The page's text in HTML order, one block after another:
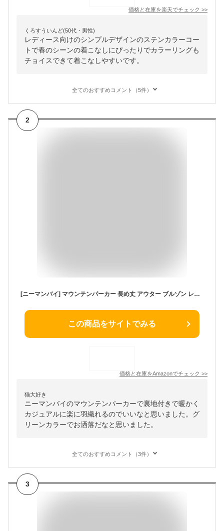
価格と在庫を楽天でチェック >>
くろすういんど(50代・男性)
レディース向けのシンプルデザインのステンカラーコー
トで春のシーンの着こなしにぴったりでカラーリングも
チョイスできて着こなしやすいです。
全てのおすすめコメント（5件）
2
[ニーマンバイ] マウンテンパーカー 長め丈 アウター ブルゾン レディース 春 秋 フード付き 裏地あり スプリングコート 防風コート スノーボードウェア モッズ ロング 裏地付き 襟 防寒 無地 ジッパー ジップアップ おしゃれ オシャレ スタイリッシュ ストリート アウトドア ミリタリー アーミー ミリタリ 中学生 通勤 通学 春秋 秋用 秋服 みどり グリーン 3S-N11-GRL
この商品をサイトでみる
価格と在庫をAmazonでチェック >>
猫大好き
ニーマンバイのマウンテンパーカーで裏地付きで暖かく
カジュアルに楽に羽織れるのでいいなと思いました。グ
リーンカラーでお洒落だなと思いました。
全てのおすすめコメント（3件）
3